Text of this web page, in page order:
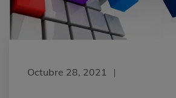
Octubre 28, 2021